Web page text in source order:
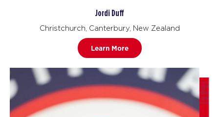
Jordi Duff
Christchurch, Canterbury, New Zealand
Learn More